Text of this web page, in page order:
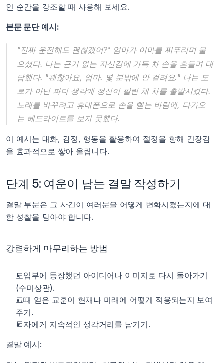
인 순간을 강조할 때 사용해 보세요.
본문 문단 예시:
"진짜 운전해도 괜찮겠어?" 엄마가 이마를 찌푸리며 물
으셨다. 나는 근거 없는 자신감에 가득 차 손을 흔들며 대
답했다. "괜찮아요, 엄마. 몇 분밖에 안 걸려요." 나는 도
로가 아닌 파티 생각에 정신이 팔린 채 차를 출발시켰다.
노래를 바꾸려고 휴대폰으로 손을 뻗는 바람에, 다가오
는 헤드라이트를 보지 못했다.
이 예시는 대화, 감정, 행동을 활용하여 절정을 향해 긴장감
을 효과적으로 쌓아 올립니다.
단계 5: 여운이 남는 결말 작성하기
결말 부분은 그 사건이 여러분을 어떻게 변화시켰는지에 대
한 성찰을 담아야 합니다.
강렬하게 마무리하는 방법
도입부에 등장했던 아이디어나 이미지로 다시 돌아가기
(수미상관).
그때 얻은 교훈이 현재나 미래에 어떻게 적용되는지 보여
주기.
독자에게 지속적인 생각거리를 남기기.
결말 예시: